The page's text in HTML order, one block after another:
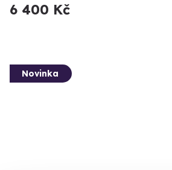
6 400 Kč
Novinka